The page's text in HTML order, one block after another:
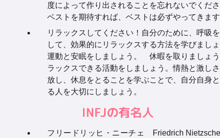
度によって作り出されることを忘れないでくだ
ベストを期待すれば、ベストは必ずやってきま
リラックスしてください！自分のために、呼吸
して、効果的にリラックスする方法を学びまし
運動と安眠をしましょう。 休暇を取りましょ
ラックスできる活動をしましょう。情熱と激し
放し、休息をとることを学ぶことで、自分自身
る人を大切にしましょう。
INFJの有名人
フリードリッヒ・ニーチェ Friedrich